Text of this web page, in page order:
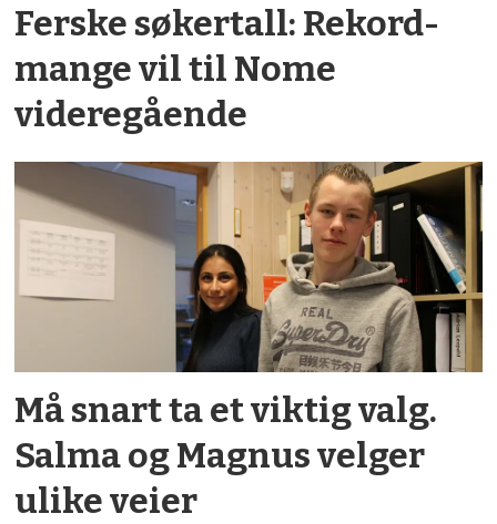
Ferske søkertall: Rekord­
mange vil til Nome
videregående
Må snart ta et viktig valg.
Salma og Magnus velger
ulike veier